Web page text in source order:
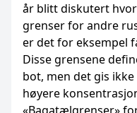
år blitt diskutert
grenser for andre
er det for eksempel
Disse grensene
bot, men det gis
høyere